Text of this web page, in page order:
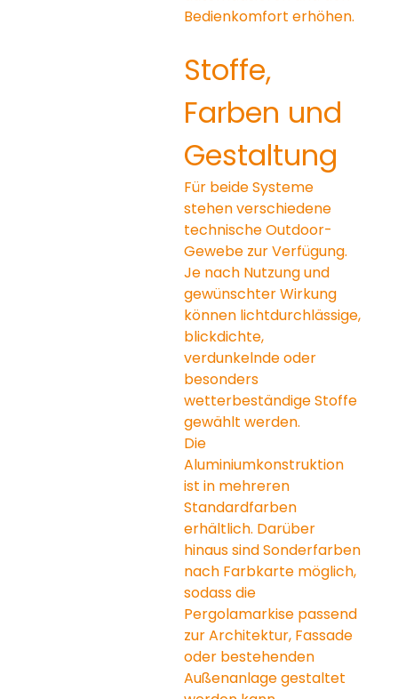
Bedienkomfort erhöhen.
Stoffe,
Farben und
Gestaltung
Für beide Systeme
stehen verschiedene
technische Outdoor-
Gewebe zur Verfügung.
Je nach Nutzung und
gewünschter Wirkung
können lichtdurchlässige,
blickdichte,
verdunkelnde oder
besonders
wetterbeständige Stoffe
gewählt werden.
Die
Aluminiumkonstruktion
ist in mehreren
Standardfarben
erhältlich. Darüber
hinaus sind Sonderfarben
nach Farbkarte möglich,
sodass die
Pergolamarkise passend
zur Architektur, Fassade
oder bestehenden
Außenanlage gestaltet